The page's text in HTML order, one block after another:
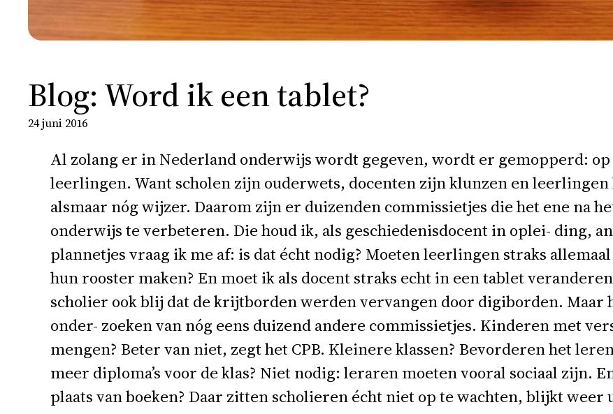
Blog: Word ik een tablet?
24 juni 2016
Al zolang er in Nederland onderwijs wordt gegeven, wordt er gemopperd: op
leerlingen. Want scholen zijn ouderwets, docenten zijn klunzen en
alsmaar nóg wijzer. Daarom zijn er duizenden commissietjes die het ene na
onderwijs te verbeteren. Die houd ik, als geschiedenisdocent in oplei- ding,
plannetjes vraag ik me af: is dat écht nodig? Moeten leerlingen straks
hun rooster maken? En moet ik als docent straks echt in een tablet
scholier ook blij dat de krijtborden werden vervangen door digiborden. Maar
onder- zoeken van nóg eens duizend andere commissietjes. Kinderen met
mengen? Beter van niet, zegt het CPB. Kleinere klassen? Bevorderen het
meer diploma’s voor de klas? Niet nodig: leraren moeten vooral sociaal zijn.
plaats van boeken? Daar zitten scholieren écht niet op te wachten, blijkt